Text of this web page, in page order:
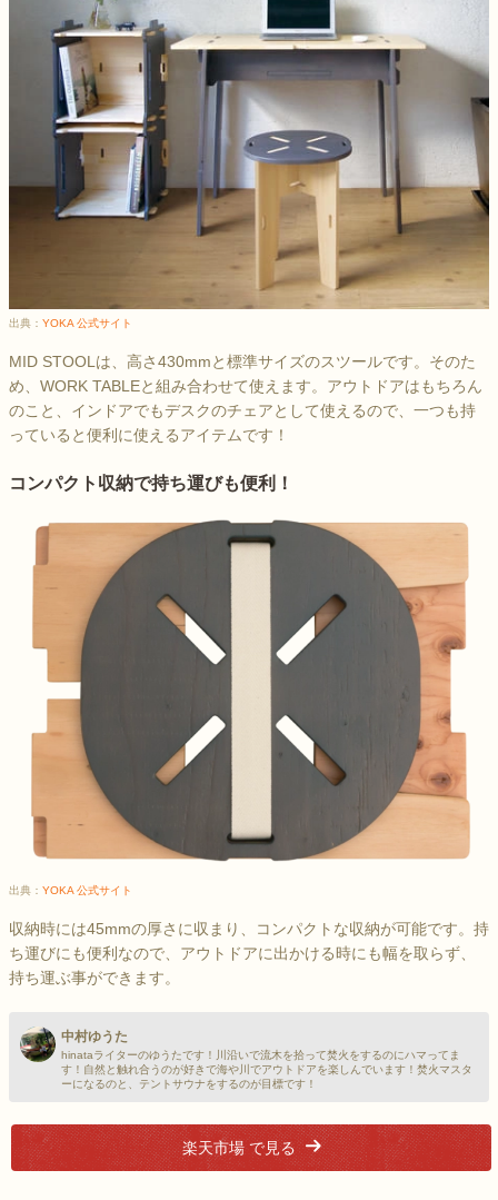
出典： YOKA 公式サイト
MID STOOLは、高さ430mmと標準サイズのスツールです。そのた
め、WORK TABLEと組み合わせて使えます。アウトドアはもちろん
のこと、インドアでもデスクのチェアとして使えるので、一つも持
っていると便利に使えるアイテムです！
コンパクト収納で持ち運びも便利！
出典： YOKA 公式サイト
収納時には45mmの厚さに収まり、コンパクトな収納が可能です。持
ち運びにも便利なので、アウトドアに出かける時にも幅を取らず、
持ち運ぶ事ができます。
中村ゆうた
hinataライターのゆうたです！川沿いで流木を拾って焚火をするのにハマってま
す！自然と触れ合うのが好きで海や川でアウトドアを楽しんでいます！焚火マスタ
ーになるのと、テントサウナをするのが目標です！
楽天市場 で見る